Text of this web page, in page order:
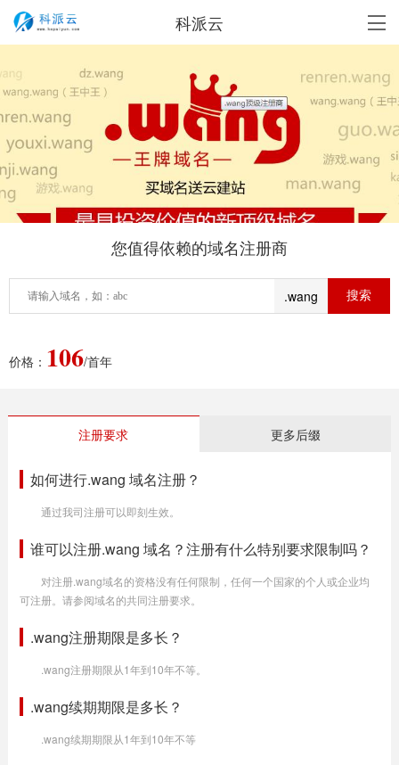
科派云
您值得依赖的域名注册商
.wang
价格： 106/首年
注册要求 更多后缀
如何进行.wang 域名注册？
通过我司注册可以即刻生效。
谁可以注册.wang 域名？注册有什么特别要求限制吗？
对注册.wang域名的资格没有任何限制，任何一个国家的个人或企业均
可注册。请参阅域名的共同注册要求。
.wang注册期限是多长？
.wang注册期限从1年到10年不等。
.wang续期期限是多长？
.wang续期期限从1年到10年不等